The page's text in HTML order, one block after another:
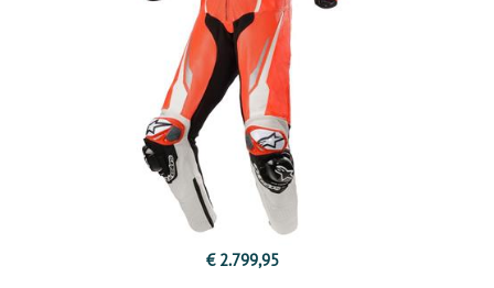
€ 2.799,95